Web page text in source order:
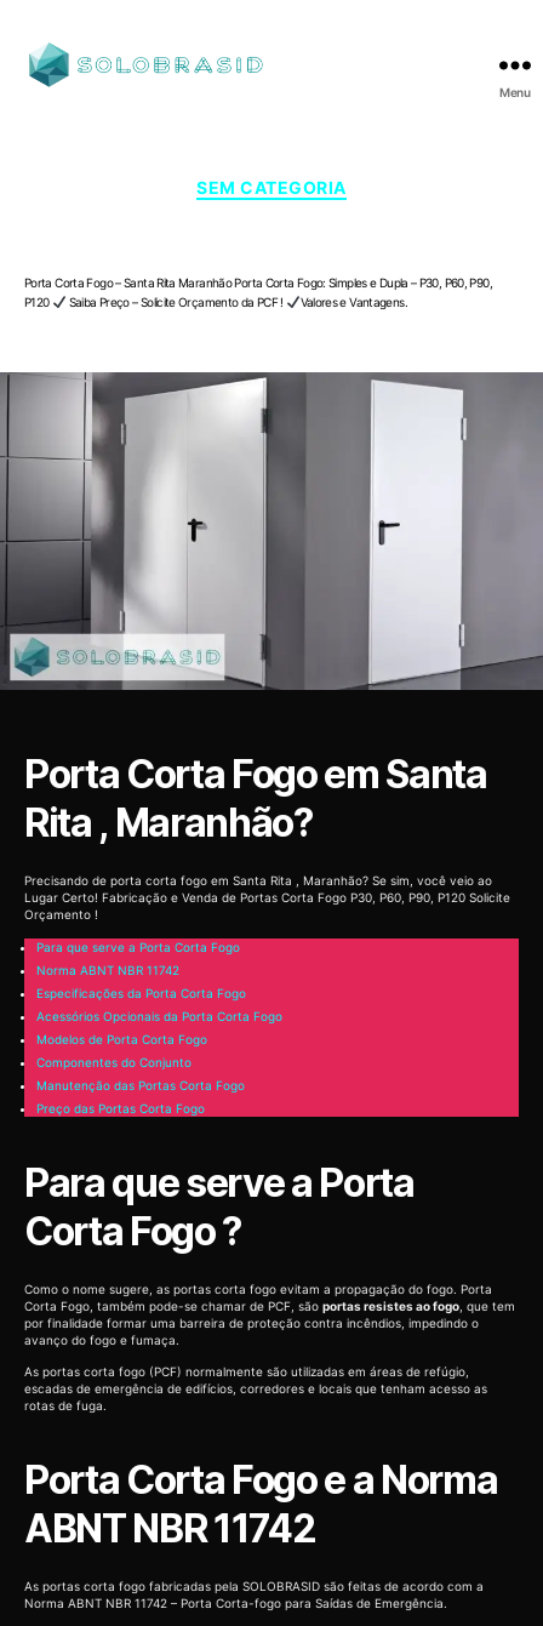
Menu
SEM CATEGORIA
Porta Corta Fogo – Santa Rita Maranhão Porta Corta Fogo: Simples e Dupla – P30, P60, P90,
P120
Saiba Preço – Solicite Orçamento da PCF ! Valores e Vantagens.
Porta Corta Fogo em Santa
Rita , Maranhão?
Precisando de porta corta fogo em Santa Rita , Maranhão? Se sim, você veio ao
Lugar Certo! Fabricação e Venda de Portas Corta Fogo P30, P60, P90, P120 Solicite
Orçamento !
Para que serve a Porta Corta Fogo
Norma ABNT NBR 11742
Especificações da Porta Corta Fogo
Acessórios Opcionais da Porta Corta Fogo
Modelos de Porta Corta Fogo
Componentes do Conjunto
Manutenção das Portas Corta Fogo
Preço das Portas Corta Fogo
Para que serve a Porta
Corta Fogo ?
Como o nome sugere, as portas corta fogo evitam a propagação do fogo. Porta
Corta Fogo, também pode-se chamar de PCF, são portas resistes ao fogo , que tem
por finalidade formar uma barreira de proteção contra incêndios, impedindo o
avanço do fogo e fumaça.
As portas corta fogo (PCF) normalmente são utilizadas em áreas de refúgio,
escadas de emergência de edifícios, corredores e locais que tenham acesso as
rotas de fuga.
Porta Corta Fogo e a Norma
ABNT NBR 11742
As portas corta fogo fabricadas pela SOLOBRASID são feitas de acordo com a
Norma ABNT NBR 11742 – Porta Corta-fogo para Saídas de Emergência.